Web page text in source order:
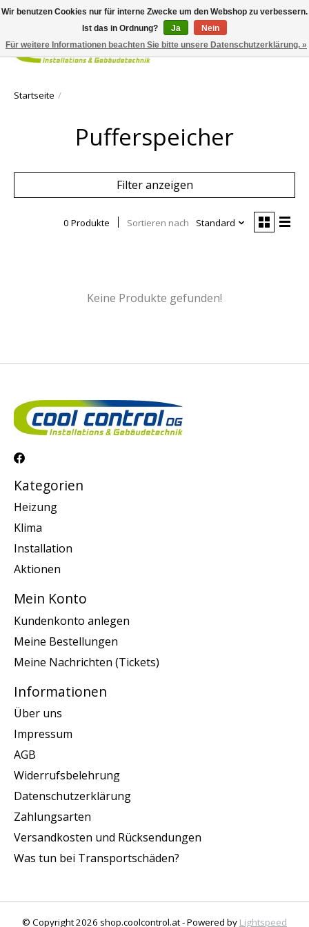
Ihr
Startseite /
Pufferspeicher
Filter anzeigen
0 Produkte Sortieren nach Standard
Keine Produkte gefunden!
Kategorien
Heizung
Klima
Installation
Aktionen
Mein Konto
Kundenkonto anlegen
Meine Bestellungen
Meine Nachrichten (Tickets)
Informationen
Über uns
Impressum
AGB
Widerrufsbelehrung
Datenschutzerklärung
Zahlungsarten
Versandkosten und Rücksendungen
Was tun bei Transportschäden?
© Copyright 2026 shop.coolcontrol.at - Powered by Lightspeed
Wir benutzen Cookies nur für interne Zwecke um den Webshop zu verbessern.
Ist das in Ordnung?
Ja
Nein
Für weitere Informationen beachten Sie bitte unsere Datenschutzerklärung. »